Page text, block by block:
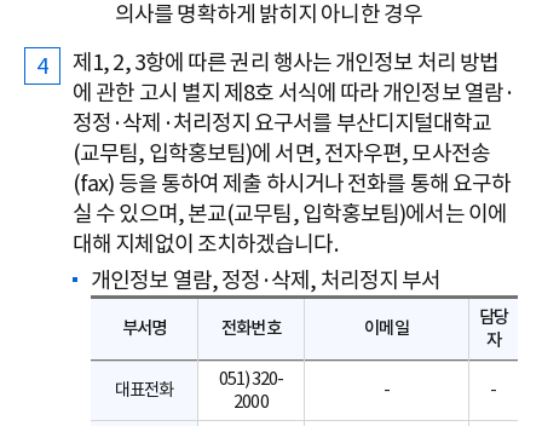
의사를 명확하게 밝히지 아니한 경우
제1, 2, 3항에 따른 권리 행사는 개인정보 처리 방법
에 관한 고시 별지 제8호 서식에 따라 개인정보 열람·
정정·삭제·처리정지 요구서를 부산디지털대학교
(교무팀, 입학홍보팀)에 서면, 전자우편, 모사전송
(fax) 등을 통하여 제출 하시거나 전화를 통해 요구하
실 수 있으며, 본교(교무팀, 입학홍보팀)에서는 이에
대해 지체없이 조치하겠습니다.
개인정보 열람, 정정·삭제, 처리정지 부서
부서명 전화번호 이메일
담당
자
대표전화
051) 320-
2000
- -